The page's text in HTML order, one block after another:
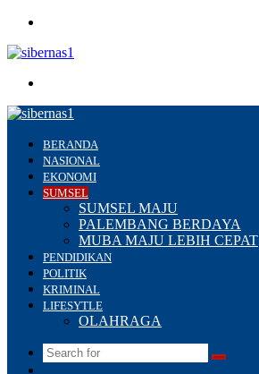
BERANDA
NASIONAL
EKONOMI
SUMSEL
SUMSEL MAJU
PALEMBANG BERDAYA
MUBA MAJU LEBIH CEPAT
PENDIDIKAN
POLITIK
KRIMINAL
LIFESYTLE
OLAHRAGA
Search